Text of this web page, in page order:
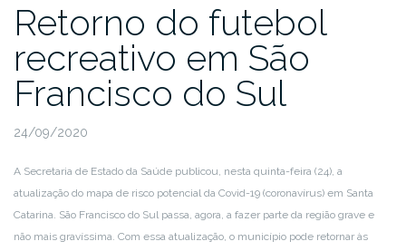
Retorno do futebol
recreativo em São
Francisco do Sul
24/09/2020
A Secretaria de Estado da Saúde publicou, nesta quinta-feira (24), a
atualização do mapa de risco potencial da Covid-19 (coronavírus) em Santa
Catarina. São Francisco do Sul passa, agora, a fazer parte da região grave e
não mais gravíssima. Com essa atualização, o município pode retornar às